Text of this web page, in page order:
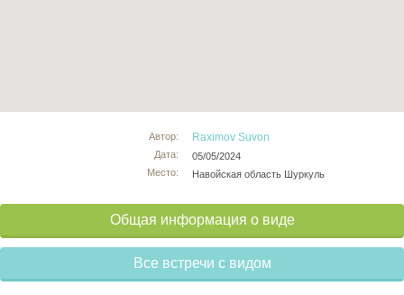
Автор:
Дата:
Место:
Raximov Suvon
05/05/2024
Навойская область Шуркуль
Общая информация о виде
Все встречи с видом